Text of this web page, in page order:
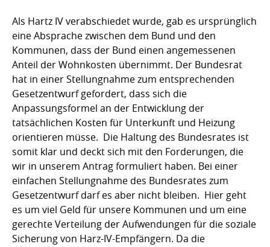
Als Hartz IV verabschiedet wurde, gab es ursprünglich
eine Absprache zwischen dem Bund und den
Kommunen, dass der Bund einen angemessenen
Anteil der Wohnkosten übernimmt. Der Bundesrat
hat in einer Stellungnahme zum entsprechenden
Gesetzentwurf gefordert, dass sich die
Anpassungsformel an der Entwicklung der
tatsächlichen Kosten für Unterkunft und Heizung
orientieren müsse. Die Haltung des Bundesrates ist
somit klar und deckt sich mit den Forderungen, die
wir in unserem Antrag formuliert haben. Bei einer
einfachen Stellungnahme des Bundesrates zum
Gesetzentwurf darf es aber nicht bleiben. Hier geht
es um viel Geld für unsere Kommunen und um eine
gerechte Verteilung der Aufwendungen für die soziale
Sicherung von Harz-IV-Empfängern. Da die